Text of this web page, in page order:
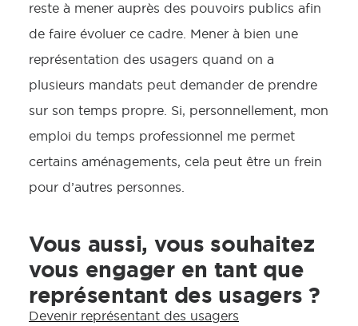
reste à mener auprès des pouvoirs publics afin
de faire évoluer ce cadre. Mener à bien une
représentation des usagers quand on a
plusieurs mandats peut demander de prendre
sur son temps propre. Si, personnellement, mon
emploi du temps professionnel me permet
certains aménagements, cela peut être un frein
pour d’autres personnes.
Vous aussi, vous souhaitez
vous engager en tant que
représentant des usagers ?
Devenir représentant des usagers